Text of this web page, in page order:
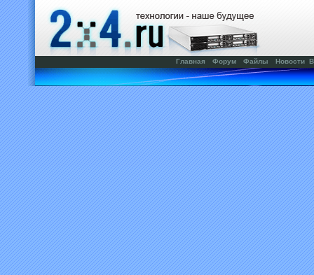
Главная Форум Файлы Новости